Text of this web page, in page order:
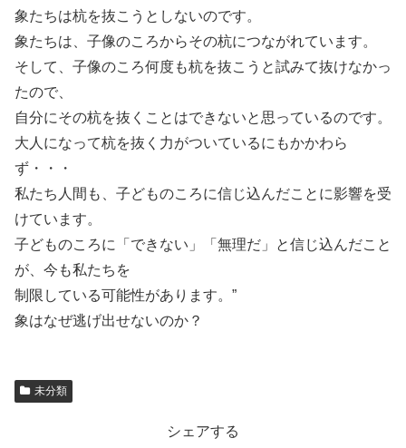
象たちは杭を抜こうとしないのです。
象たちは、子像のころからその杭につながれています。
そして、子像のころ何度も杭を抜こうと試みて抜けなかっ
たので、
自分にその杭を抜くことはできないと思っているのです。
大人になって杭を抜く力がついているにもかかわら
ず・・・
私たち人間も、子どものころに信じ込んだことに影響を受
けています。
子どものころに「できない」「無理だ」と信じ込んだこと
が、今も私たちを
制限している可能性があります。”
象はなぜ逃げ出せないのか？
未分類
シェアする